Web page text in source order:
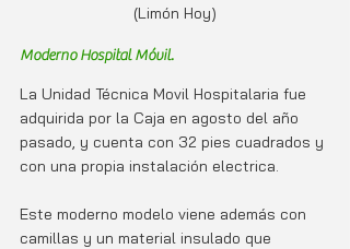
(Limón Hoy)
Moderno Hospital Móvil.
La Unidad Técnica Movil Hospitalaria fue
adquirida por la Caja en agosto del año
pasado, y cuenta con 32 pies cuadrados y
con una propia instalación electrica.
Este moderno modelo viene además con
camillas y un material insulado que